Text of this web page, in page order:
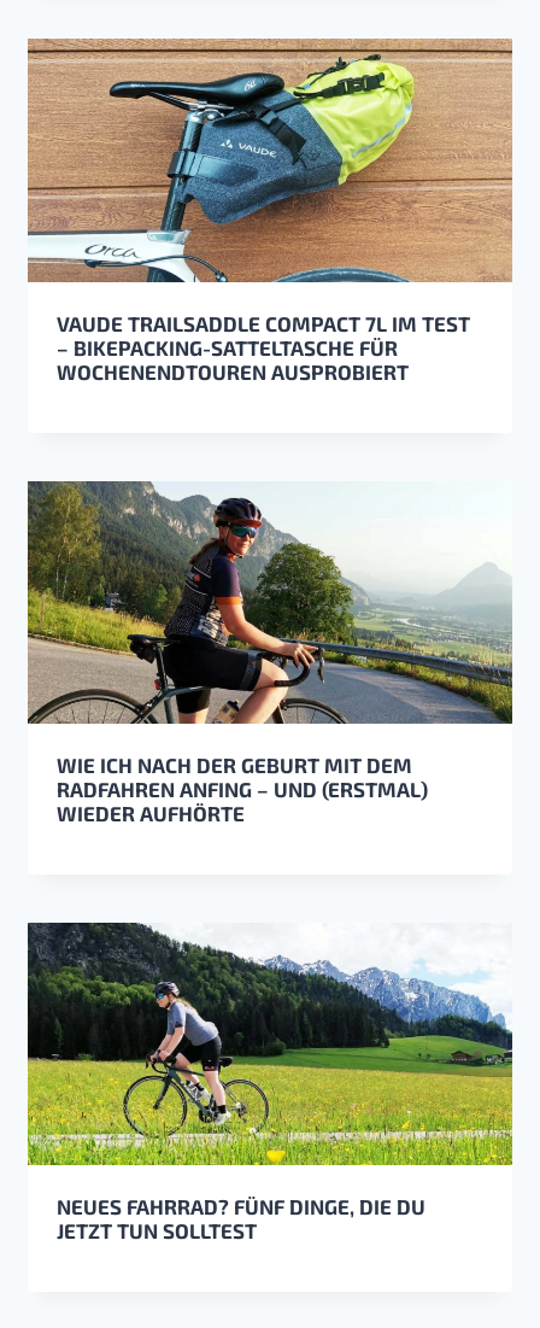
VAUDE TRAILSADDLE COMPACT 7L IM TEST
– BIKEPACKING-SATTELTASCHE FÜR
WOCHENENDTOUREN AUSPROBIERT
WIE ICH NACH DER GEBURT MIT DEM
RADFAHREN ANFING – UND (ERSTMAL)
WIEDER AUFHÖRTE
NEUES FAHRRAD? FÜNF DINGE, DIE DU
JETZT TUN SOLLTEST